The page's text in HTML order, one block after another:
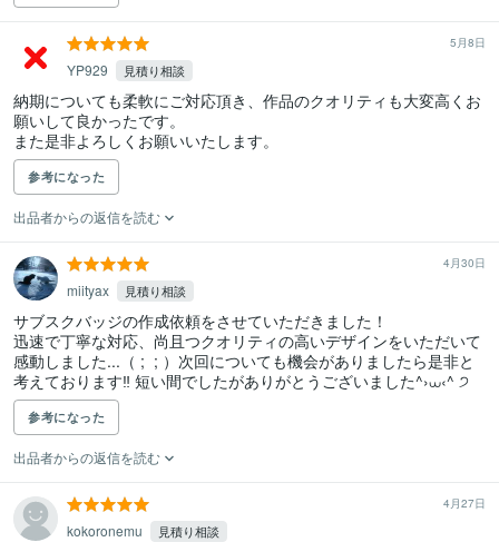
5月8日
YP929 見積り相談
納期についても柔軟にご対応頂き、作品のクオリティも大変高くお
願いして良かったです。
また是非よろしくお願いいたします。
参考になった
出品者からの返信を読む
4月30日
miityax 見積り相談
サブスクバッジの作成依頼をさせていただきました！
迅速で丁寧な対応、尚且つクオリティの高いデザインをいただいて
感動しました...（ ;  ; ）次回についても機会がありましたら是非と
考えております‼︎ 短い間でしたがありがとうございました^›⩊‹^ ੭
参考になった
出品者からの返信を読む
4月27日
kokoronemu 見積り相談